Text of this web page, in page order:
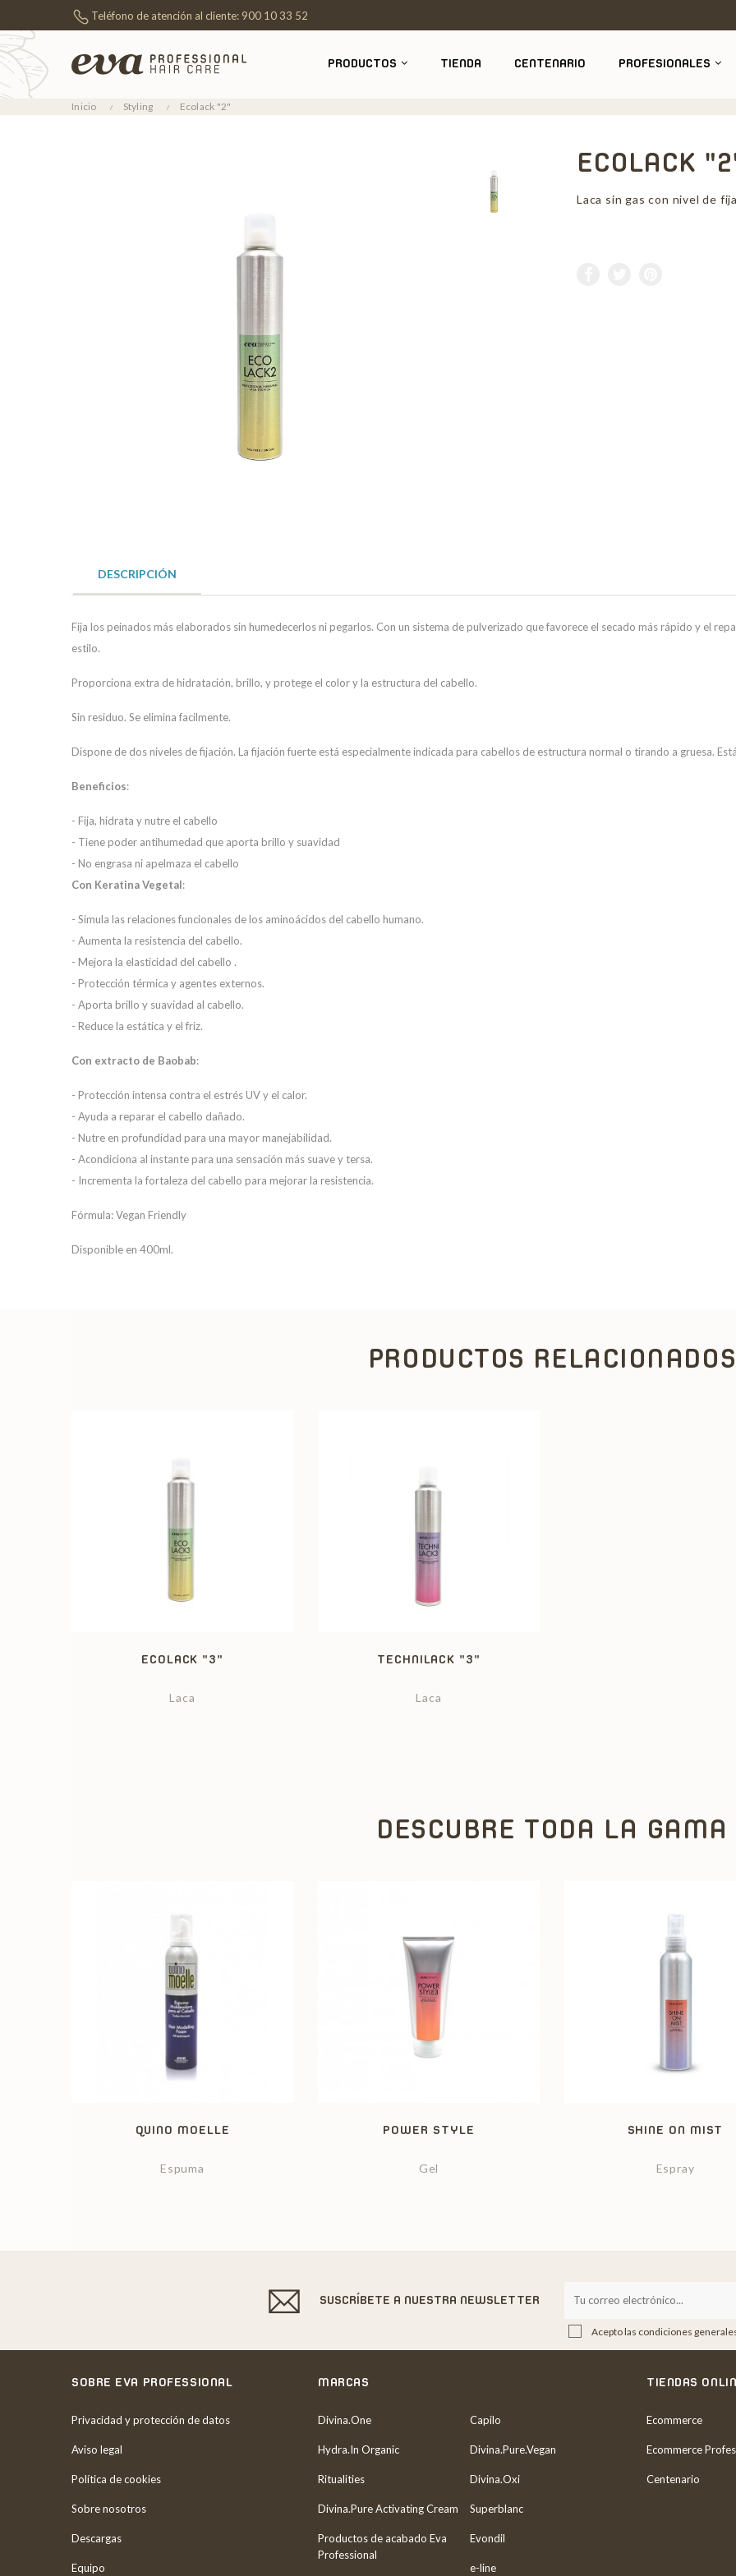
Teléfono de atención al cliente: 900 10 33 52
PRODUCTOS TIENDA CENTENARIO PROFESIONALES
Inicio Styling Ecolack "2"
ECOLACK
Laca sin gas con nivel de
DESCRIPCIÓN
Fija los peinados más elaborados sin humedecerlos ni pegarlos. Con un sistema de pulverizado que favorece el secado más rápido y el
estilo.
Proporciona extra de hidratación, brillo, y protege el color y la estructura del cabello.
Sin residuo. Se elimina facilmente.
Dispone de dos niveles de fijación. La fijación fuerte está especialmente indicada para cabellos de estructura normal o tirando a gruesa.
Beneficios:
- Fija, hidrata y nutre el cabello
- Tiene poder antihumedad que aporta brillo y suavidad
- No engrasa ni apelmaza el cabello
Con Keratina Vegetal:
- Simula las relaciones funcionales de los aminoácidos del cabello humano.
- Aumenta la resistencia del cabello.
- Mejora la elasticidad del cabello .
- Protección térmica y agentes externos.
- Aporta brillo y suavidad al cabello.
- Reduce la estática y el friz.
Con extracto de Baobab:
- Protección intensa contra el estrés UV y el calor.
- Ayuda a reparar el cabello dañado.
- Nutre en profundidad para una mayor manejabilidad.
- Acondiciona al instante para una sensación más suave y tersa.
- Incrementa la fortaleza del cabello para mejorar la resistencia.
Fórmula: Vegan Friendly
Disponible en 400ml.
PRODUCTOS RELACIONADOS
ECOLACK "3"
Laca
TECHNILACK "3"
Laca
DESCUBRE TODA LA GAMA
QUINO MOELLE
Espuma
POWER STYLE
Gel
SHINE ON MIST
Espray
SUSCRÍBETE A NUESTRA NEWSLETTER
Acepto las condiciones
SOBRE EVA PROFESSIONAL
Privacidad y protección de datos
Aviso legal
Política de cookies
Sobre nosotros
Descargas
Equipo
MARCAS
Divina.One Capilo
Hydra.In Organic Divina.Pure.Vegan
Ritualities Divina.Oxi
Divina.Pure Activating Cream Superblanc
Productos de acabado Eva
Professional
Evondil
e-line
TIENDAS
Ecommerce
Ecommerce
Centenario